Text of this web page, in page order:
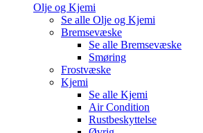
Olje og Kjemi
Se alle Olje og Kjemi
Bremsevæske
Se alle Bremsevæske
Smøring
Frostvæske
Kjemi
Se alle Kjemi
Air Condition
Rustbeskyttelse